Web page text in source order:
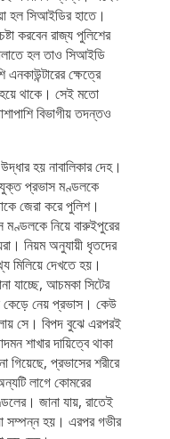
হল সিআইডির হাতে।
করবেন রাজ্য পুলিশের
হল তাও সিআইডি
ক্ষেত্রে
থাকে। সেই মতো
বিভাগীয় তদন্তও
হয় নাবালিকার দেহ।
প্রভাস মণ্ডলকে
জেরা করে পুলিশ।
মণ্ডলকে নিয়ে বারুইপুরের
নিয়ম অনুযায়ী ধৃতদের
মিলিয়ে দেখতে হয়।
যাচ্ছে, আচমকা সিটের
কেড়ে নেয় প্রভাস। কেউ
সে। বিপদ বুঝে এরপরই
শাখার দায়িত্বে থাকা
প্রভাসের শরীরে
লাগে কোমরের
জানা যায়, রাতেই
সম্পন্ন হয়। এরপর গভীর